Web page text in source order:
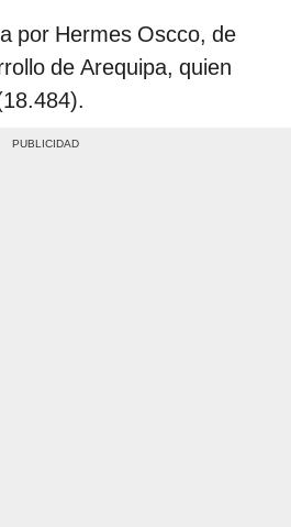
por Hermes Oscco, de
de Arequipa, quien